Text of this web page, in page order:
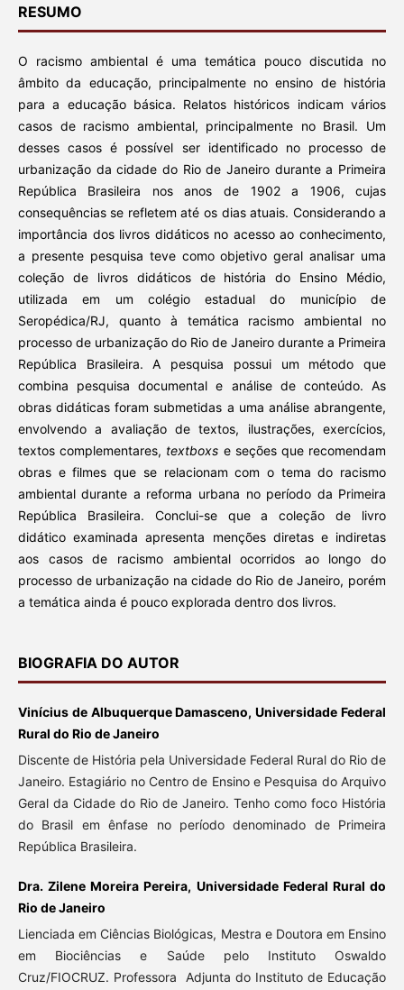
RESUMO
O racismo ambiental é uma temática pouco discutida no
âmbito da educação, principalmente no ensino de história
para a educação básica. Relatos históricos indicam vários
casos de racismo ambiental, principalmente no Brasil. Um
desses casos é possível ser identificado no processo de
urbanização da cidade do Rio de Janeiro durante a Primeira
República Brasileira nos anos de 1902 a 1906, cujas
consequências se refletem até os dias atuais. Considerando a
importância dos livros didáticos no acesso ao conhecimento,
a presente pesquisa teve como objetivo geral analisar uma
coleção de livros didáticos de história do Ensino Médio,
utilizada em um colégio estadual do município de
Seropédica/RJ, quanto à temática racismo ambiental no
processo de urbanização do Rio de Janeiro durante a Primeira
República Brasileira. A pesquisa possui um método que
combina pesquisa documental e análise de conteúdo. As
obras didáticas foram submetidas a uma análise abrangente,
envolvendo a avaliação de textos, ilustrações, exercícios,
textos complementares, textboxs e seções que recomendam
obras e filmes que se relacionam com o tema do racismo
ambiental durante a reforma urbana no período da Primeira
República Brasileira. Conclui-se que a coleção de livro
didático examinada apresenta menções diretas e indiretas
aos casos de racismo ambiental ocorridos ao longo do
processo de urbanização na cidade do Rio de Janeiro, porém
a temática ainda é pouco explorada dentro dos livros.
BIOGRAFIA DO AUTOR
Vinícius de Albuquerque Damasceno, Universidade Federal
Rural do Rio de Janeiro
Discente de História pela Universidade Federal Rural do Rio de
Janeiro. Estagiário no Centro de Ensino e Pesquisa do Arquivo
Geral da Cidade do Rio de Janeiro. Tenho como foco História
do Brasil em ênfase no período denominado de Primeira
República Brasileira.
Dra. Zilene Moreira Pereira, Universidade Federal Rural do
Rio de Janeiro
Lienciada em Ciências Biológicas, Mestra e Doutora em Ensino
em Biociências e Saúde pelo Instituto Oswaldo
Cruz/FIOCRUZ. Professora Adjunta do Instituto de Educação